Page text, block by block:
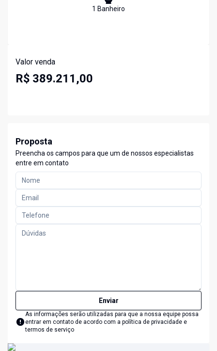
1 Banheiro
Valor venda
R$ 389.211,00
Proposta
Preencha os campos para que um de nossos especialistas
entre em contato
Enviar
As informações serão utilizadas para que a nossa equipe possa
entrar em contato de acordo com a política de privacidade e
termos de serviço